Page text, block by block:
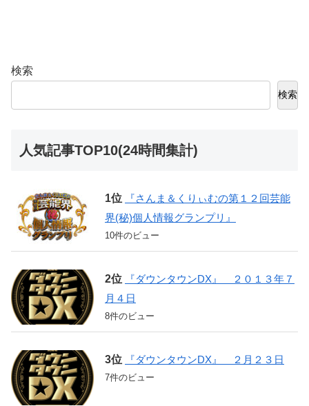
検索
検索
人気記事TOP10(24時間集計)
『さんま＆くりぃむの第１２回芸能
界(秘)個人情報グランプリ』
10件のビュー
『ダウンタウンDX』 ２０１３年７
月４日
8件のビュー
『ダウンタウンDX』 ２月２３日
7件のビュー